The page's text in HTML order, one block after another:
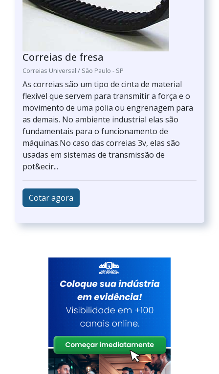
Correias de fresa
Correias Universal / São Paulo - SP
As correias são um tipo de cinta de material
flexível que servem para transmitir a força e o
movimento de uma polia ou engrenagem para
as demais. No ambiente industrial elas são
fundamentais para o funcionamento de
máquinas.No caso das correias 3v, elas são
usadas em sistemas de transmissão de
pot&ecir...
Cotar agora